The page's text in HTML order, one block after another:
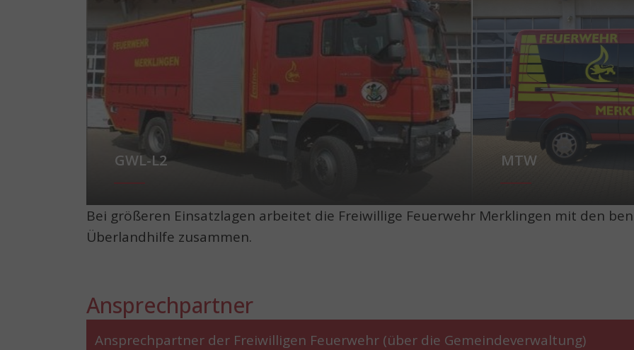
GWL-L2 MTW
Bei größeren Einsatzlagen arbeitet die Freiwillige Feuerwehr Merklingen mit den
Überlandhilfe zusammen.
Ansprechpartner
Ansprechpartner der Freiwilligen Feuerwehr (über die Gemeindeverwaltung)